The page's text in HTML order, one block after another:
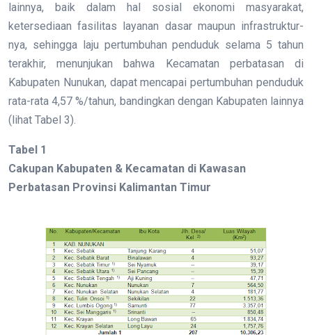
lainnya, baik dalam hal sosial ekonomi masyarakat,
ketersediaan fasilitas layanan dasar maupun infrastruktur-
nya, sehingga laju pertumbuhan penduduk selama 5 tahun
terakhir, menunjukan bahwa Kecamatan perbatasan di
Kabupaten Nunukan, dapat mencapai pertumbuhan penduduk
rata-rata 4,57 %/tahun, bandingkan dengan Kabupaten lainnya
(lihat Tabel 3).
Tabel 1
Cakupan Kabupaten & Kecamatan di Kawasan
Perbatasan Provinsi Kalimantan Timur